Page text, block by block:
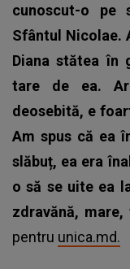
cunoscut-o pe
Sfântul Nicolae.
Diana stătea în
tare de ea.
deosebită, e
Am spus că ea
slăbuț, ea era
o să se uite ea
zdravănă, mare,
pentru unica.md.